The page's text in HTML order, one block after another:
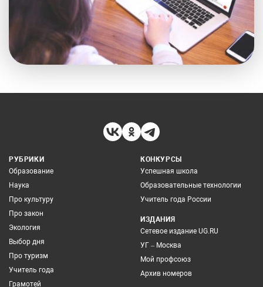
РУБРИКИ
Образование
Наука
Про культуру
Про закон
Экология
Выбор дня
Про туризм
Учитель года
Грамотей
КОНКУРСЫ
Успешная школа
Образовательные технологии
Учитель года России
ИЗДАНИЯ
Сетевое издание UG.RU
УГ – Москва
Мой профсоюз
Архив номеров